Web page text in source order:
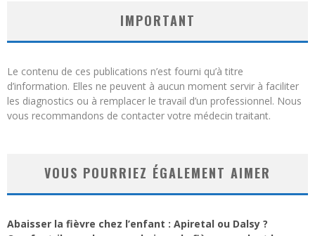
IMPORTANT
Le contenu de ces publications n’est fourni qu’à titre
d’information. Elles ne peuvent à aucun moment servir à faciliter
les diagnostics ou à remplacer le travail d’un professionnel. Nous
vous recommandons de contacter votre médecin traitant.
VOUS POURRIEZ ÉGALEMENT AIMER
Abaisser la fièvre chez l’enfant : Apiretal ou Dalsy ?